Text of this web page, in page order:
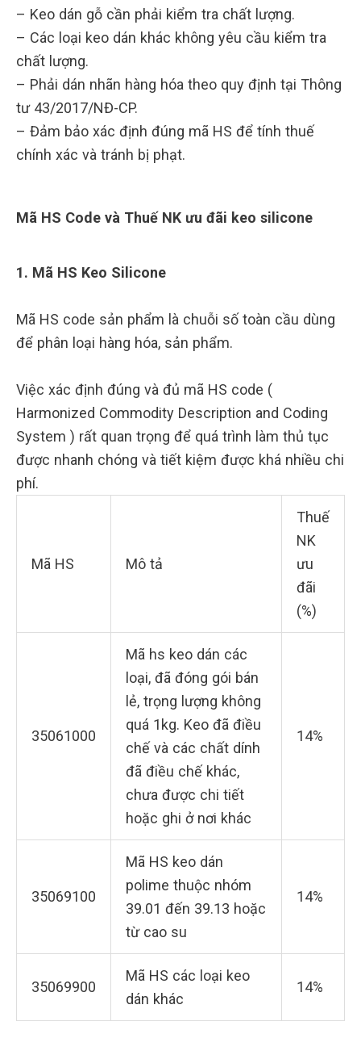
– Keo dán gỗ cần phải kiểm tra chất lượng.
– Các loại keo dán khác không yêu cầu kiểm tra
chất lượng.
– Phải dán nhãn hàng hóa theo quy định tại Thông
tư 43/2017/NĐ-CP.
– Đảm bảo xác định đúng mã HS để tính thuế
chính xác và tránh bị phạt.
Mã HS Code và Thuế NK ưu đãi keo silicone
1. Mã HS Keo Silicone
Mã HS code sản phẩm là chuỗi số toàn cầu dùng
để phân loại hàng hóa, sản phẩm.
Việc xác định đúng và đủ mã HS code (
Harmonized Commodity Description and Coding
System ) rất quan trọng để quá trình làm thủ tục
được nhanh chóng và tiết kiệm được khá nhiều chi
phí.
Mã HS Mô tả
Thuế
NK
ưu
đãi
(%)
35061000
Mã hs keo dán các
loại, đã đóng gói bán
lẻ, trọng lượng không
quá 1kg. Keo đã điều
chế và các chất dính
đã điều chế khác,
chưa được chi tiết
hoặc ghi ở nơi khác
14%
35069100
Mã HS keo dán
polime thuộc nhóm
39.01 đến 39.13 hoặc
từ cao su
14%
35069900
Mã HS các loại keo
dán khác
14%